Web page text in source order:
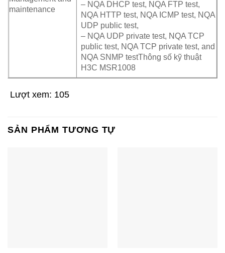
maintenance
– NQA DHCP test, NQA FTP test,
NQA HTTP test, NQA ICMP test, NQA
UDP public test,
– NQA UDP private test, NQA TCP
public test, NQA TCP private test, and
NQA SNMP testThông số kỹ thuật
H3C MSR1008
Lượt xem: 105
SẢN PHẨM TƯƠNG TỰ